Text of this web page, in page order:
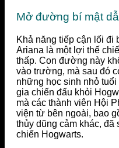
Mở đường bí mật
Khả năng tiếp cận lối đi
Ariana là một lợi thế
thấp. Con đường này
vào trường, mà sau đó
những học sinh nhỏ
gia chiến đấu khỏi
mà các thành viên Hội
viện từ bên ngoài, bao
thủy dũng cảm khác, đã
chiến Hogwarts.